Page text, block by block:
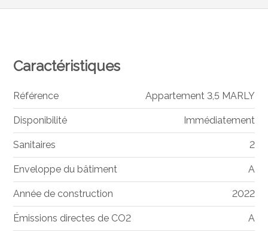
Caractéristiques
Référence Appartement 3,5 MARLY
Disponibilité Immédiatement
Sanitaires 2
Enveloppe du bâtiment A
Année de construction 2022
Émissions directes de CO2 A